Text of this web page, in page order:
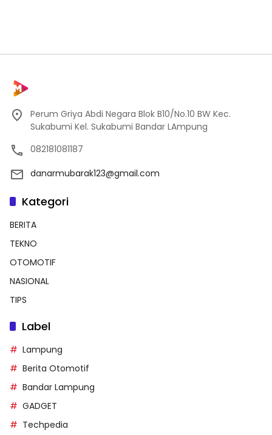
Perum Griya Abdi Negara Blok B10/No.10 BW Kec.
Sukabumi Kel. Sukabumi Bandar LAmpung
082181081187
danarmubarak123@gmail.com
Kategori
BERITA
TEKNO
OTOMOTIF
NASIONAL
TIPS
Label
Lampung
Berita Otomotif
Bandar Lampung
GADGET
Techpedia